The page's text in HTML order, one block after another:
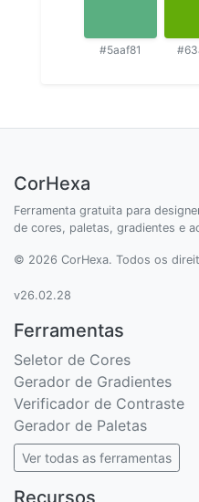
#5aaf81
CorHexa
Ferramenta gratuita para
de cores, paletas, gradientes e
© 2026 CorHexa. Todos os
v26.02.28
Ferramentas
Seletor de Cores
Gerador de Gradientes
Verificador de Contraste
Gerador de Paletas
Ver todas as ferramentas
Recursos